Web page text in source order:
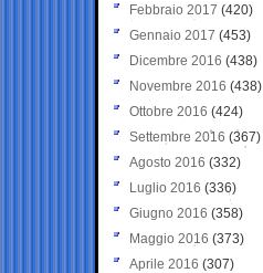
Febbraio 2017 (420)
Gennaio 2017 (453)
Dicembre 2016 (438)
Novembre 2016 (438)
Ottobre 2016 (424)
Settembre 2016 (367)
Agosto 2016 (332)
Luglio 2016 (336)
Giugno 2016 (358)
Maggio 2016 (373)
Aprile 2016 (307)